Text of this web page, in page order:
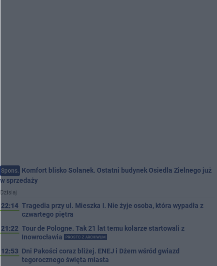
Spons. Komfort blisko Solanek. Ostatni budynek Osiedla Zielnego już
w sprzedaży
Dzisiaj
22:14 Tragedia przy ul. Mieszka I. Nie żyje osoba, która wypadła z
czwartego piętra
21:22 Tour de Pologne. Tak 21 lat temu kolarze startowali z
Inowrocławia
PROSTO Z ARCHIWUM
12:53 Dni Pakości coraz bliżej. ENEJ i Dżem wśród gwiazd
tegorocznego święta miasta